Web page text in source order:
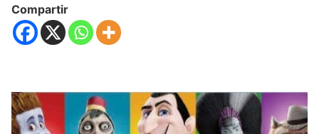
Compartir